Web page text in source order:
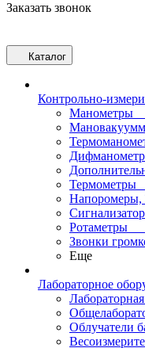
Заказать звонок
Каталог
Контрольно-
Манометры
Термометры
Напоромеры,
Ротаметры
Звонки
Еще
Лабораторное
Облучатели